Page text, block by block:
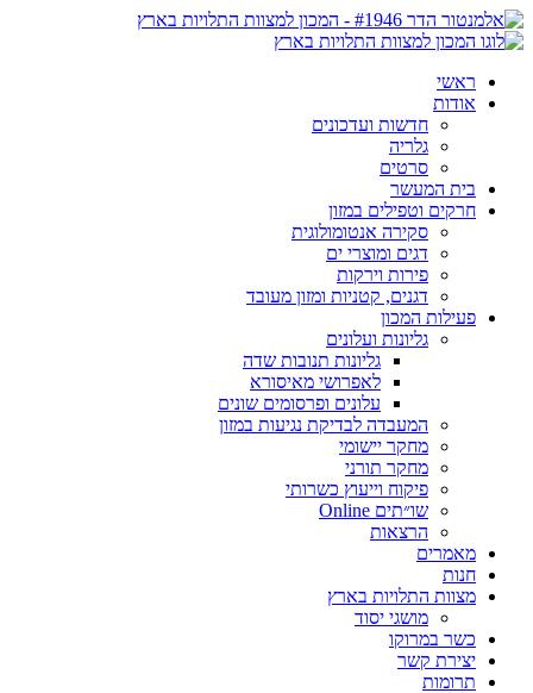
ראשי
אודות
חדשות ועדכונים
גלריה
סרטים
בית המעשר
חרקים וטפילים במזון
סקירה אנטומולוגית
דגים ומוצרי ים
פירות וירקות
דגנים, קטניות ומזון מעובד
פעילות המכון
גליונות ועלונים
גליונות תנובות שדה
לאפרושי מאיסורא
עלונים ופרסומים שונים
המעבדה לבדיקת נגיעות במזון
מחקר יישומי
מחקר תורני
פיקוח וייעוץ כשרותי
שו״תים Online
הרצאות
מאמרים
חנות
מצוות התלויות בארץ
מושגי יסוד
כשר במרוקו
יצירת קשר
תרומות